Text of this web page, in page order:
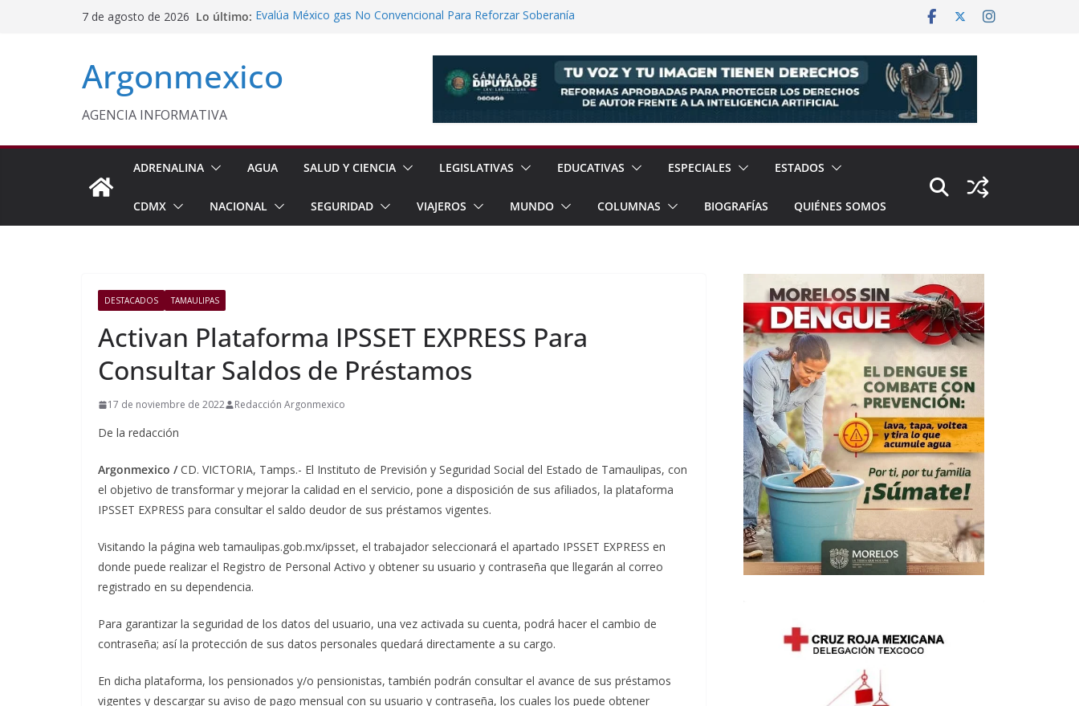
7 de agosto de 2026 Lo último: Evalúa México gas No Convencional Para Reforzar Soberanía
Texcoco Fortalece Prestaciones de Trabajadores del
Aseguran Casi 10 Millones de Cigarrillos Apócrifos en
Michoacán
Argonmexico
AGENCIA INFORMATIVA
ADRENALINA AGUA SALUD Y CIENCIA LEGISLATIVAS EDUCATIVAS ESPECIALES ESTADOS
CDMX NACIONAL SEGURIDAD VIAJEROS MUNDO COLUMNAS BIOGRAFÍAS QUIÉNES SOMOS
DESTACADOS TAMAULIPAS
Activan Plataforma IPSSET EXPRESS Para
Consultar Saldos de Préstamos
17 de noviembre de 2022 Redacción Argonmexico
De la redacción
Argonmexico /CD. VICTORIA, Tamps.- El Instituto de Previsión y Seguridad Social del Estado de Tamaulipas, con
el objetivo de transformar y mejorar la calidad en el servicio, pone a disposición de sus afiliados, la plataforma
IPSSET EXPRESS para consultar el saldo deudor de sus préstamos vigentes.
Visitando la página web tamaulipas.gob.mx/ipsset, el trabajador seleccionará el apartado IPSSET EXPRESS en
donde puede realizar el Registro de Personal Activo y obtener su usuario y contraseña que llegarán al correo
registrado en su dependencia.
Para garantizar la seguridad de los datos del usuario, una vez activada su cuenta, podrá hacer el cambio de
contraseña; así la protección de sus datos personales quedará directamente a su cargo.
En dicha plataforma, los pensionados y/o pensionistas, también podrán consultar el avance de sus préstamos
vigentes y descargar su aviso de pago mensual con su usuario y contraseña, los cuales los puede obtener